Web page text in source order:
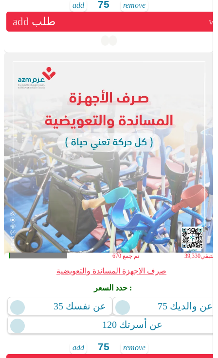
add remove
طلب
تم جمع 670 39,330
صرف الاجهزة المساندة والتعويضية
حدد السعر :
عن نفسك 35
عن والديك 75
عن أسرتك 120
add remove